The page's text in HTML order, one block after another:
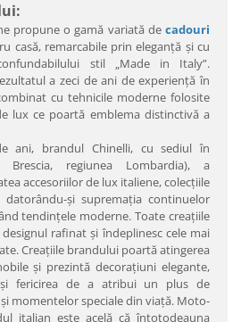
propune o gamă variată de cadouri
casă, remarcabile prin eleganţă şi cu
stil „Made in Italy”.
a zeci de ani de experienţă în
cu tehnicile moderne folosite
lux ce poartă emblema distinctivă a
ani, brandul Chinelli, cu sediul în
Brescia, regiunea Lombardia), a
accesoriilor de lux italiene, colecţiile
şi supremaţia continuelor
tendinţele moderne. Toate creaţiile
rafinat şi îndeplinesc cele mai
Creaţiile brandului poartă atingerea
şi prezintă decoraţiuni elegante,
şi fericirea de a atribui un plus de
momentelor speciale din viaţă. Moto-
italian este acelă că întotodeauna